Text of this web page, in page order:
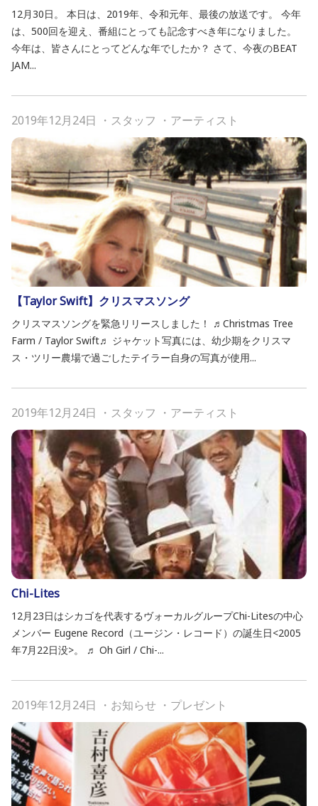
12月30日。 本日は、2019年、令和元年、最後の放送です。 今年
は、500回を迎え、番組にとっても記念すべき年になりました。
今年は、皆さんにとってどんな年でしたか？ さて、今夜のBEAT
JAM...
2019年12月24日 ・ スタッフ ・ アーティスト
【Taylor Swift】クリスマスソング
クリスマスソングを緊急リリースしました！ ♬Christmas Tree
Farm / Taylor Swift♬ ジャケット写真には、幼少期をクリスマ
ス・ツリー農場で過ごしたテイラー自身の写真が使用...
2019年12月24日 ・ スタッフ ・ アーティスト
Chi-Lites
12月23日はシカゴを代表するヴォーカルグループChi-Litesの中心
メンバー Eugene Record（ユージン・レコード）の誕生日<2005
年7月22日没>。 ♬ Oh Girl / Chi-...
2019年12月24日 ・ お知らせ ・ プレゼント